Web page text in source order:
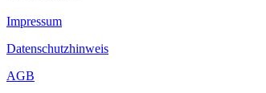
Impressum
Datenschutzhinweis
AGB